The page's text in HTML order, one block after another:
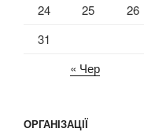
24
25 26
31
« Чер
ОРГАНІЗАЦІЇ